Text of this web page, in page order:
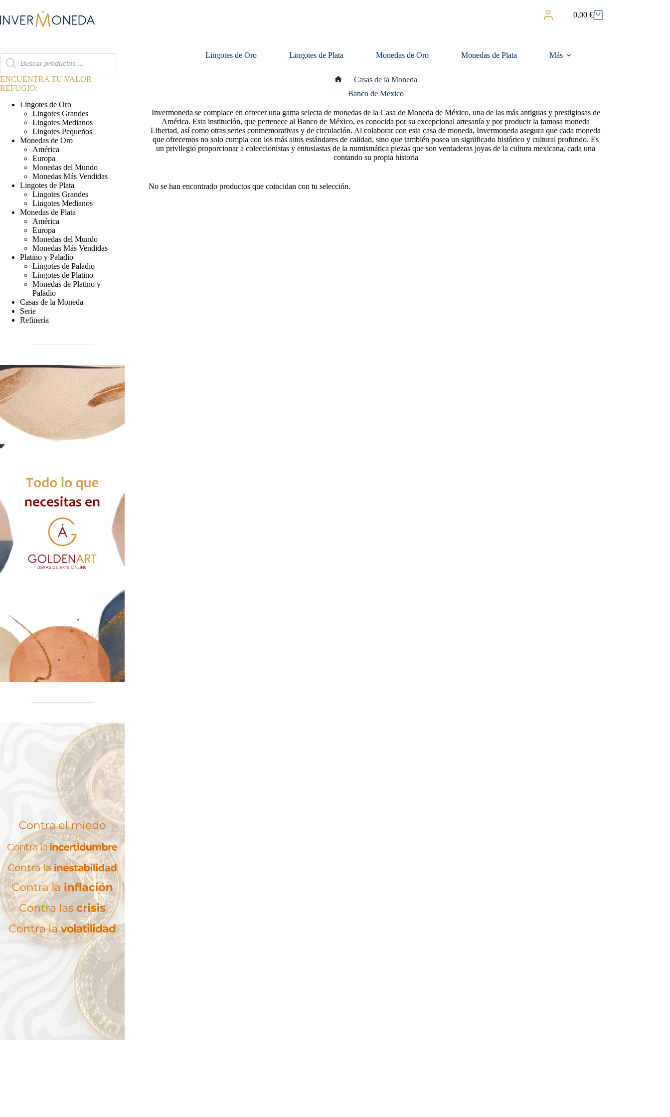
contenido
Carro
0,00 €
Búsqueda
de
productos
Lingotes de Oro Lingotes de Plata Monedas de Oro Monedas de Plata Más
Casas de la Moneda
Banco de Mexico
Invermoneda se complace en ofrecer una gama selecta de monedas de la Casa de Moneda de México, una de las más antiguas y prestigiosas de
América. Esta institución, que pertenece al Banco de México, es conocida por su excepcional artesanía y por producir la famosa moneda
Libertad, así como otras series conmemorativas y de circulación. Al colaborar con esta casa de moneda, Invermoneda asegura que cada moneda
que ofrecemos no solo cumpla con los más altos estándares de calidad, sino que también posea un significado histórico y cultural profundo. Es
un privilegio proporcionar a coleccionistas y entusiastas de la numismática piezas que son verdaderas joyas de la cultura mexicana, cada una
contando su propia historia
No se han encontrado productos que coincidan con tu selección.
ENCUENTRA TU VALOR
REFUGIO:
Lingotes de Oro
Lingotes Grandes
Lingotes Medianos
Lingotes Pequeños
Monedas de Oro
América
Europa
Monedas del Mundo
Monedas Más Vendidas
Lingotes de Plata
Lingotes Grandes
Lingotes Medianos
Monedas de Plata
América
Europa
Monedas del Mundo
Monedas Más Vendidas
Platino y Paladio
Lingotes de Paladio
Lingotes de Platino
Monedas de Platino y
Paladio
Casas de la Moneda
Serie
Refinería